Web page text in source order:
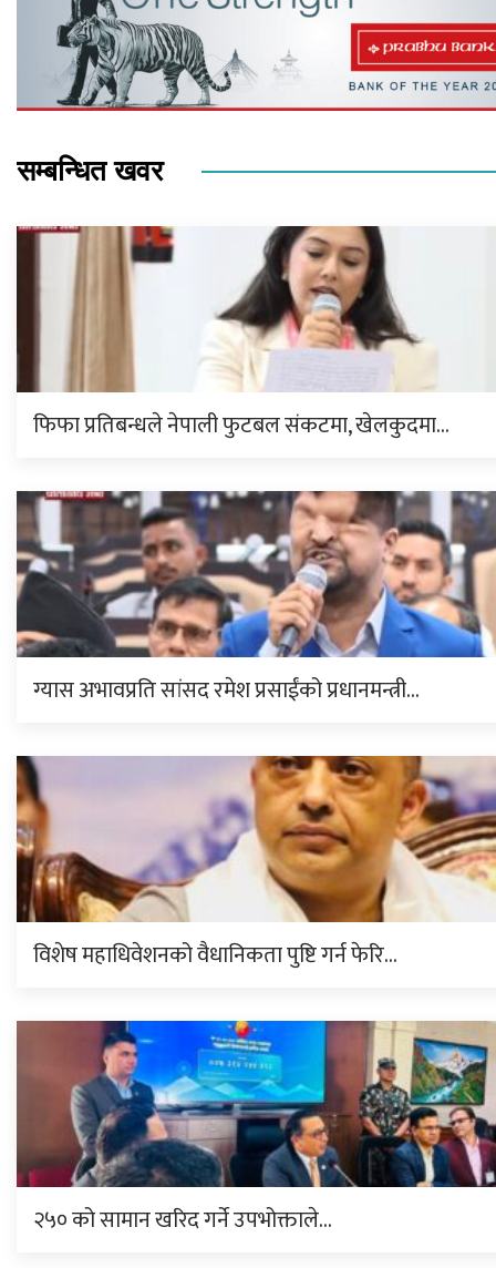
सम्बन्धित खवर
फिफा प्रतिबन्धले नेपाली फुटबल संकटमा, खेलकुदमा…
ग्यास अभावप्रति सांसद रमेश प्रसाईंको प्रधानमन्त्री…
विशेष महाधिवेशनको वैधानिकता पुष्टि गर्न फेरि…
२५० को सामान खरिद गर्ने उपभोक्ताले…